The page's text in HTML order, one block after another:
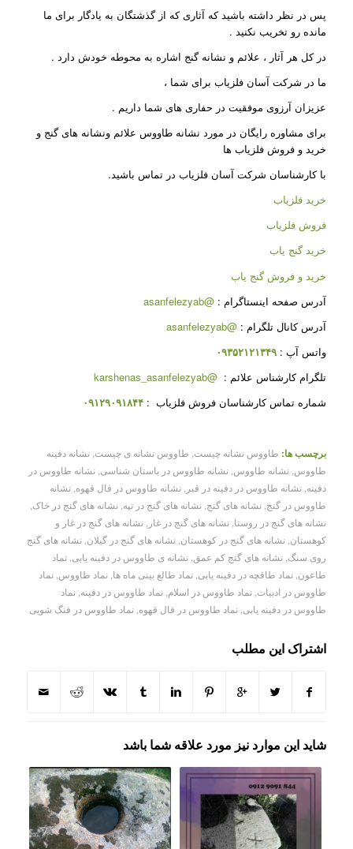
پس در نظر داشته باشید که آثاری که از گذشتگان به یادگار برای ما
مانده رو تخریب نکنید .
در کل هر آثار ، علائم و نشانه گنج اشاره به محوطه خودش دارد .
ما در شرکت آسان فلزیاب برای شما ،
عزیزان آرزوی موفقیت در حفاری های شما داریم .
برای مشاوره رایگان در مورد نشانه طاووس علائم ونشانه های گنج و
خرید و فروش فلزیاب ها
با کارشناسان شرکت آسان فلزیاب در تماس باشید.
خرید فلزیاب
فروش فلزیاب
خرید گنج یاب
خرید و فروش گنج یاب
آدرس صفحه اینستاگرام : @asanfelezyab
آدرس کانال تلگرام : @asanfelezyab
واتس آپ : ۰۹۳۵۲۱۲۱۳۴۹
تلگرام کارشناس علائم : @karshenas_asanfelezyab
شماره تماس کارشناسان فروش فلزیاب : ۰۹۱۲۹۰۹۱۸۴۴
برچسب ها: طاووس نشانه چیست طاووس نشانه ی چیست نشانه دفینه
طاووس نشانه طاووس نشانه طاووس در باستان شناسی نشانه طاووس در
دفینه نشانه طاووس در دفینه در قبر نشانه طاووس در فال قهوه نشانه
طاووس در گنج نشانه های گنج نشانه های گنج در تپه نشانه های گنج در خاک
نشانه های گنج در روستا نشانه های گنج در غار
نشانه های گنج در غار و
کوهستان نشانه های گنج در کوهستان نشانه های گنج در گیلان نشانه های گنج
روی سنگ نشانه های گنج کم عمق نشانه ی طاووس در دفینه یابی نماد
طاعون نماد طاقچه در دفینه یابی نماد طالع بینی ماه ها نماد طاووس نماد
طاووس در ادبیات نماد طاووس در اسلام نماد طاووس در دفینه نماد
طاووس در دفینه یابی نماد طاووس در فال قهوه نماد طاووس در فنگ شویی
اشتراک این مطلب
شاید این موارد نیز مورد علاقه شما باشد